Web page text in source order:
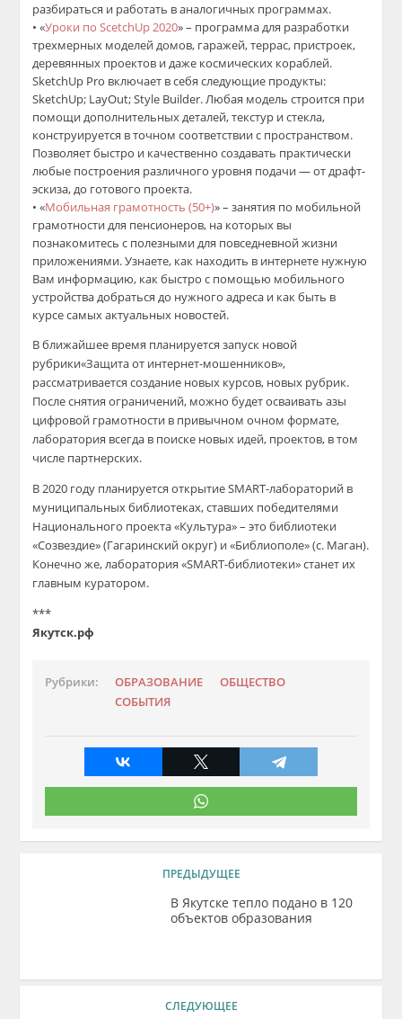
разбираться и работать в аналогичных программах.
•«Уроки поScetchUp2020»– программа для разработки
трехмерных моделей домов, гаражей, террас, пристроек,
деревянных проектов и даже космических кораблей.
SketchUp Pro включает в себя следующие продукты:
SketchUp; LayOut;Style Builder. Любая модель строится при
помощи дополнительных деталей, текстур и стекла,
конструируется в точном соответствии с пространством.
Позволяет быстро и качественно создавать практически
любые построения различного уровня подачи — от драфт-
эскиза, до готового проекта.
•«Мобильная грамотность (50+)»–занятия по мобильной
грамотности для пенсионеров, на которых вы
познакомитесь с полезными для повседневной жизни
приложениями. Узнаете, как находить в интернете нужную
Вам информацию, как быстро с помощью мобильного
устройства добраться до нужного адреса и как быть в
курсе самых актуальных новостей.
Вближайшее время планируется запуск новой
рубрики«Защита от интернет-мошенников»,
рассматривается создание новых курсов, новых рубрик.
После снятияограничений, можно будет осваивать азы
цифровой грамотности в привычномочном формате,
лаборатория всегда в поиске новых идей, проектов, в том
числе партнерских.
В 2020 году планируется открытиеSMART-лабораторий в
муниципальных библиотеках, ставших победителями
Национального проекта «Культура»– это библиотеки
«Созвездие» (Гагаринский округ) и «Библиополе» (с. Маган).
Конечно же, лаборатория«SMART-библиотеки»станет их
главным куратором.
***
Якутск.рф
Рубрики: ОБРАЗОВАНИЕ
ОБЩЕСТВО
СОБЫТИЯ
ПРЕДЫДУЩЕЕ
В Якутске тепло подано в 120
объектов образования
СЛЕДУЮЩЕЕ